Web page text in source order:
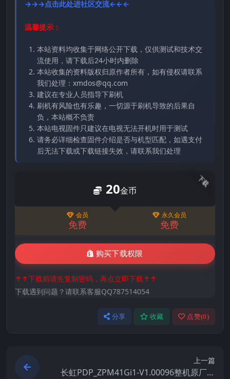
→→→点击此处进社区交流←←←
温馨提示：
本站资料均收集于网络公开下载，仅供测试和技术交
流使用，请下载后24小时内删除
本站收集的资料版权归原作者所有，如有侵权请联系
我们处理：xmdos@qq.com
建议在专业人员指导下刷机
刷机有风险也有乐趣，一切源于刷机导致的后果自
负，本站概不负责
本站电视固件只建议在电视无法开机时用于测试
请务必详细检查固件介绍是否与机型匹配，如遇支付
后无法下载或下载链接失效，请联系我们处理
下载
20金币
会员
免费
永久会员
免费
购买下载权限
↑↑下载前请先复制密码，再点立即下载↑↑
下载遇到问题？请联系客服QQ787514054
分享 收藏 点赞(0)
上一篇
长虹PDP_ZPM41Gi1-V1.00096整机原厂刷